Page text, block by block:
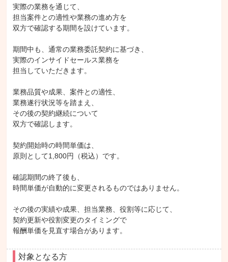
実際の業務を通じて、
担当案件との適性や業務の進め方を
双方で確認する期間を設けています。
期間中も、通常の業務委託契約に基づき、
実際のインサイドセールス業務を
担当していただきます。
業務品質や成果、案件との適性、
業務遂行状況等を踏まえ、
その後の契約継続について
双方で確認します。
契約開始時の時間単価は、
原則として1,800円（税込）です。
確認期間の終了後も、
時間単価が自動的に変更されるものではありません。
その後の実績や成果、担当業務、役割等に応じて、
契約更新や役割変更のタイミングで
報酬単価を見直す場合があります。
対象となる方